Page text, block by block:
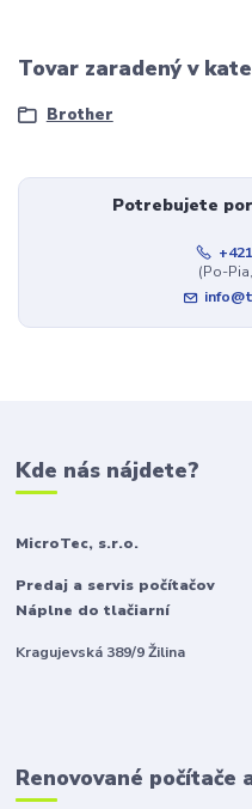
Tovar zaradený v
Brother
Potrebujete
(Po-
Kde nás nájdete?
MicroTec, s.r.o.
Predaj a servis počítačov
Náplne do tlačiarní
Kragujevská 389/9 Žilina
Renovované počítače